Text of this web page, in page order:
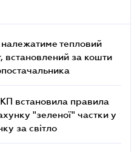
тепловий
встановлений за кошти
встановила правила
"зеленої" частки у
за світло